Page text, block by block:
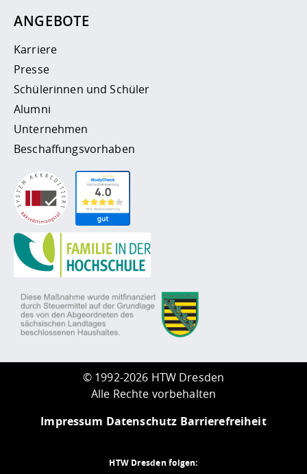
ANGEBOTE
Karriere
Presse
Schülerinnen und Schüler
Alumni
Unternehmen
Beschaffungsvorhaben
© 1992-2026 HTW Dresden
Alle Rechte vorbehalten
Impressum Datenschutz Barrierefreiheit
HTW Dresden folgen: